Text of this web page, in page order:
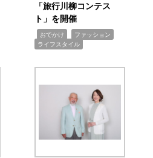
「旅行川柳コンテス
ト」を開催
おでかけ ファッション
ライフスタイル